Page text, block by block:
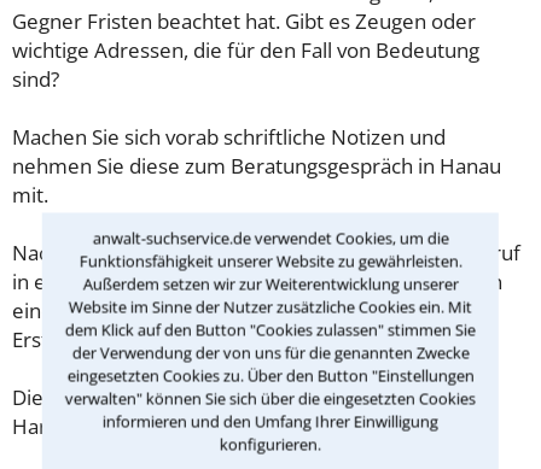
anwalt-suchservice.de verwendet Cookies, um die
Funktionsfähigkeit unserer Website zu gewährleisten.
Außerdem setzen wir zur Weiterentwicklung unserer
Website im Sinne der Nutzer zusätzliche Cookies ein. Mit
dem Klick auf den Button "Cookies zulassen" stimmen Sie
der Verwendung der von uns für die genannten Zwecke
eingesetzten Cookies zu. Über den Button "Einstellungen
verwalten" können Sie sich über die eingesetzten Cookies
informieren und den Umfang Ihrer Einwilligung
konfigurieren.
Gegner Fristen beachtet hat. Gibt es Zeugen oder
wichtige Adressen, die für den Fall von Bedeutung
sind?
Machen Sie sich vorab schriftliche Notizen und
nehmen Sie diese zum Beratungsgespräch in Hanau
mit.
Nachdem Sie über das Kontaktformular einen Rückruf
in einer Kanzlei angefordert haben, stellen wir Ihnen
eine Checkliste zur Verfügung, mit der Sie das
Erstgespräch ausreichend vorbereiten können.
Die Kosten eines Anwalts für Verkehrsstrafrecht in
Hanau sind oft geringer als gedacht!